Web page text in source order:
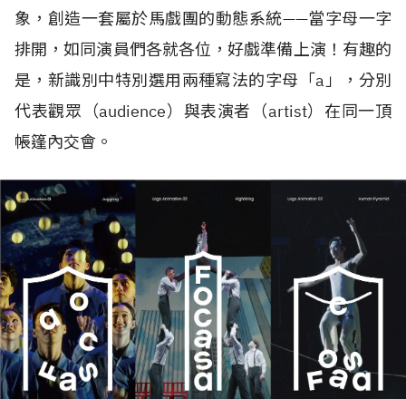
象，創造一套屬於馬戲團的動態系統——當字母一字
排開，如同演員們各就各位，好戲準備上演！有趣的
是，新識別中特別選用兩種寫法的字母「a」，分別
代表觀眾（audience）與表演者（artist）在同一頂
帳篷內交會。